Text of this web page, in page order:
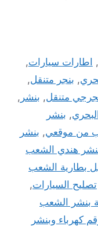
, اطارات سيارات,
, بنجر متنقل,
متنقل, بنشر ,
, بنشر
من موقعي, بنشر
هندي الشعب
بطارية الشعب
تصليح السيارات,
بنشر الشعب
كهرباء وبنشر